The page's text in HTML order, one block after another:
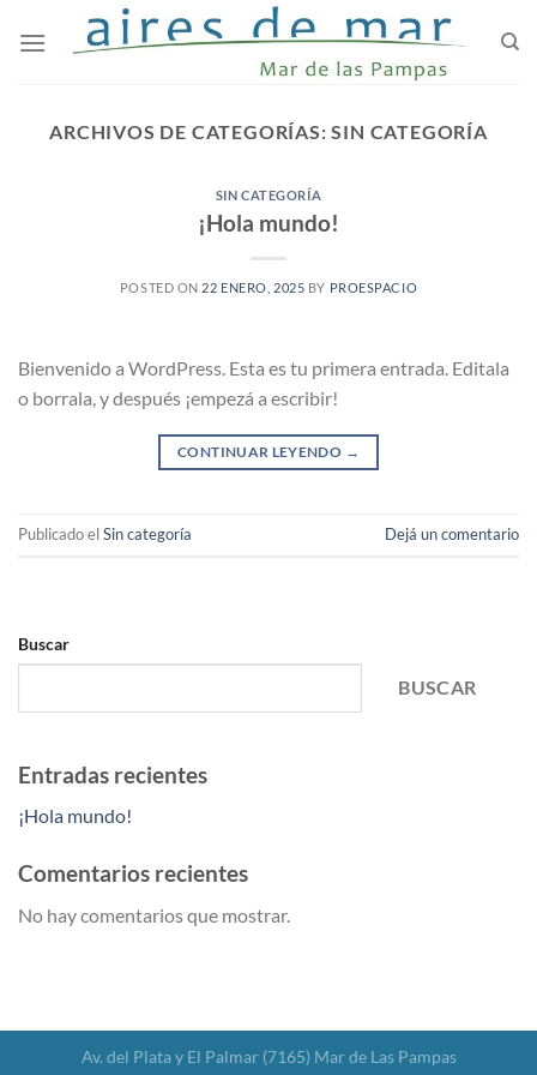
ARCHIVOS DE CATEGORÍAS:SIN CATEGORÍA
SIN CATEGORÍA
¡Hola mundo!
POSTED ON 22 ENERO, 2025 BY PROESPACIO
Bienvenido a WordPress. Esta es tu primera entrada. Editala
o borrala, y después ¡empezá a escribir!
CONTINUAR LEYENDO →
Publicado elSin categoría Dejá un comentario
Buscar
BUSCAR
Entradas recientes
¡Hola mundo!
Comentarios recientes
No hay comentarios que mostrar.
Av. del Plata y El Palmar (7165) Mar de Las Pampas